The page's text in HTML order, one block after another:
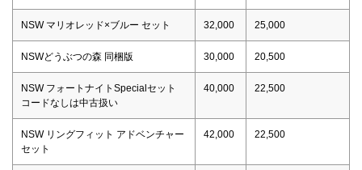
NSW マリオレッド×ブルー セット 32,000 25,000
NSWどうぶつの森 同梱版 30,000 20,500
NSW フォートナイトSpecialセット
コードなしは中古扱い
40,000 22,500
NSW リングフィット アドベンチャー
セット
42,000 22,500